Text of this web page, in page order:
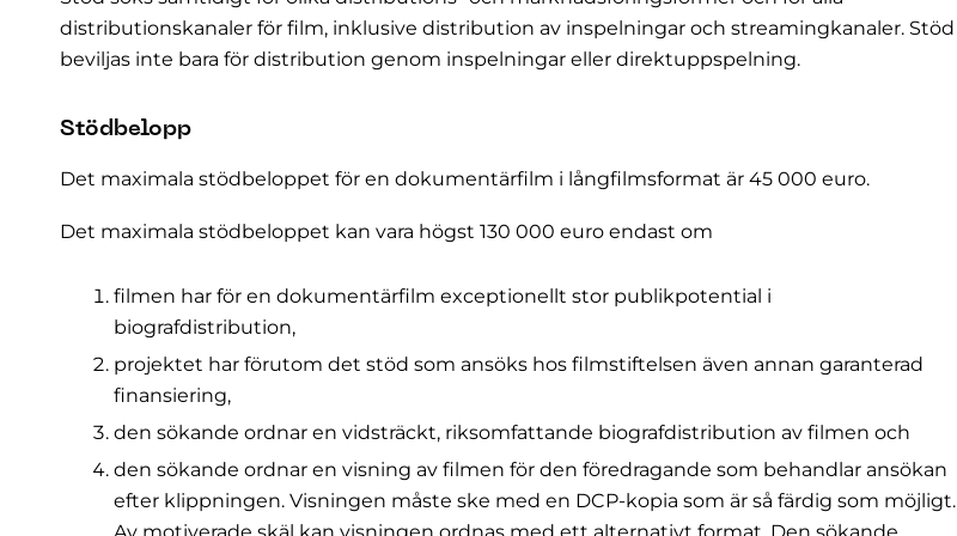
distributionskanaler för film, inklusive distribution av inspelningar och streamingkanaler. Stöd
beviljas inte bara för distribution genom inspelningar eller direktuppspelning.
Stödbelopp
Det maximala stödbeloppet för en dokumentärfilm i långfilmsformat är 45 000 euro.
Det maximala stödbeloppet kan vara högst 130 000 euro endast om
filmen har för en dokumentärfilm exceptionellt stor publikpotential i
biografdistribution,
projektet har förutom det stöd som ansöks hos filmstiftelsen även annan garanterad
finansiering,
den sökande ordnar en vidsträckt, riksomfattande biografdistribution av filmen och
den sökande ordnar en visning av filmen för den föredragande som behandlar ansökan
efter klippningen. Visningen måste ske med en DCP-kopia som är så färdig som möjligt.
Av motiverade skäl kan visningen ordnas med ett alternativt format. Den sökande